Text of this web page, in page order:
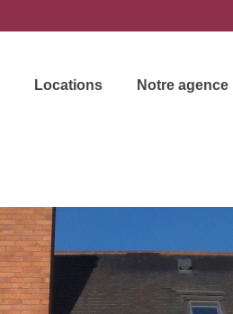
Locations Notre agence